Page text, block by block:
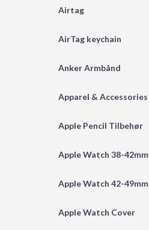
Airtag
AirTag keychain
Anker Armbånd
Apparel & Accessories
Apple Pencil Tilbehør
Apple Watch 38-42mm
Apple Watch 42-49mm
Apple Watch Cover